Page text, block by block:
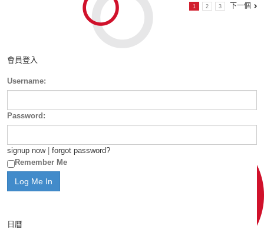
1 2 3 下一個
會員登入
Username:
Password:
signup now| forgot password?
Remember Me
日曆